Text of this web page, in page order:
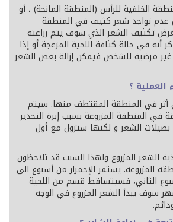
الخلفية للرأس (المنطقة المانحة) ، أو
تواجد شعر كثيف في المنطقة
تكثيف الشعر الذي سوف يتم زراعته
أنه في حالة كثافة اللحية المزعجة أو إذا
غير مرضية للشخص فيمكن إزالة بعض الشعر
العملية ؟
أي أثر في المنطقة المقتطف منها. سيتم
المنطقة المزروعة بسبب إبرة التخدير
بصيلات الشعر و لكنها ستزول مع أول
الشعر المزروع ولهذا السبب قد تلاحظون
المزروعة. يستمر الإحمرار من أسبوع الى
الثاني، فسيتساقط قسم من اللحية
وبعد 4-8 أشهر سوف يبدأ الشعر المزروع في الوجه